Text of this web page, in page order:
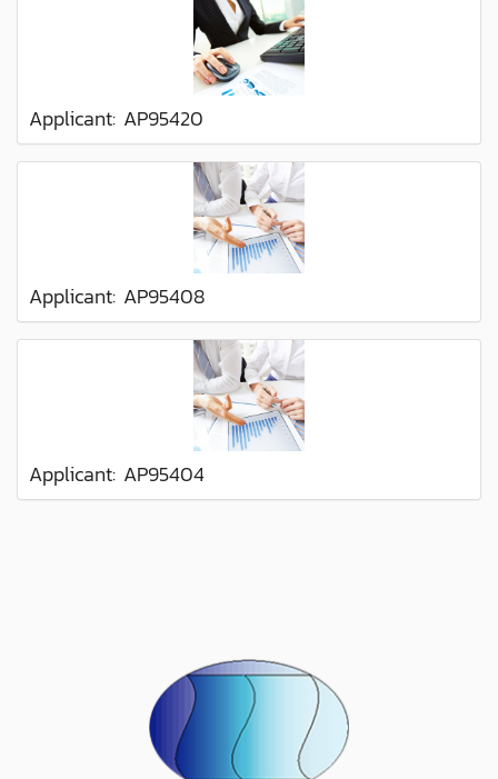
Applicant: AP95420
Applicant: AP95408
Applicant: AP95404